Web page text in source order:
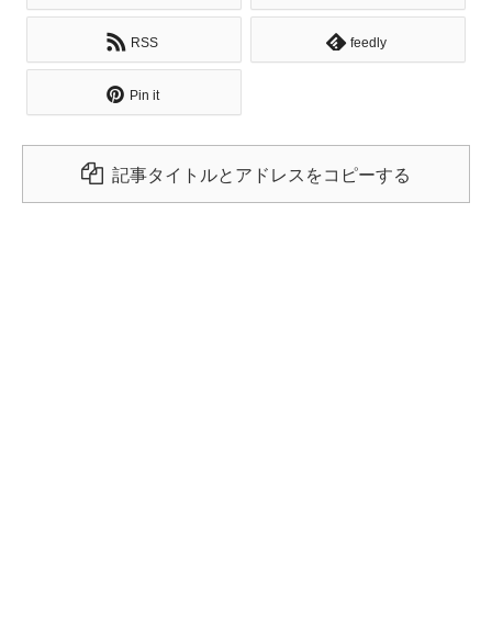
RSS feedly
Pin it
記事タイトルとアドレスをコピーする